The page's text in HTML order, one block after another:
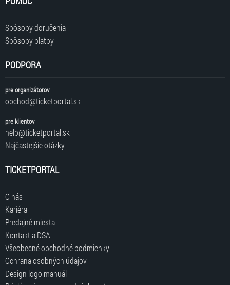
Spôsoby doručenia
Spôsoby platby
PODPORA
pre organizátorov
obchod@ticketportal.sk
pre klientov
help@ticketportal.sk
Najčastejšie otázky
TICKETPORTAL
O nás
Kariéra
Predajné miesta
Kontakt a DSA
Všeobecné obchodné podmienky
Ochrana osobných údajov
Design logo manuál